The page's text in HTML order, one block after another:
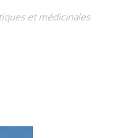
et médicinales